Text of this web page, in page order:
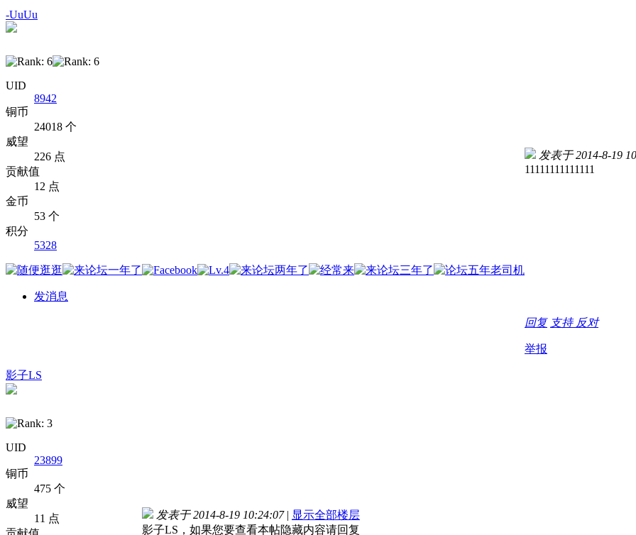
-UuUu
UID
8942
铜币
24018 个
威望
226 点
贡献值
12 点
金币
53 个
积分
5328
发消息
发表于 2014-8-19
11111111111111
回复 支持 反对
举报
影子LS
UID
23899
铜币
475 个
威望
11 点
发表于 2014-8-19 10:24:07 | 显示全部楼层
影子LS，如果您要查看本帖隐藏内容请回复